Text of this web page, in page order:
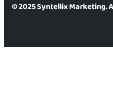
© 2025 Syntellix Marketing.